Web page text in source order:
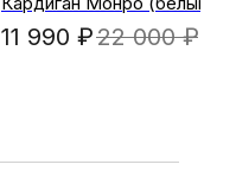
11 990 ₽22 000 ₽